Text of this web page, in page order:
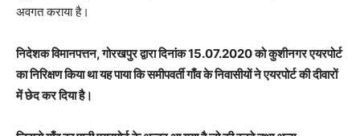
अवगत कराया है।
निदेशक विमानपत्तन, गोरखपुर द्वारा दिनांक 15.07.2020 को कुशीनगर एयरपोर्ट
का निरिक्षण किया था यह पाया कि समीपवर्ती गाँव के निवासीयों ने एयरपोर्ट की दीवारों
में छेद कर दिया है।